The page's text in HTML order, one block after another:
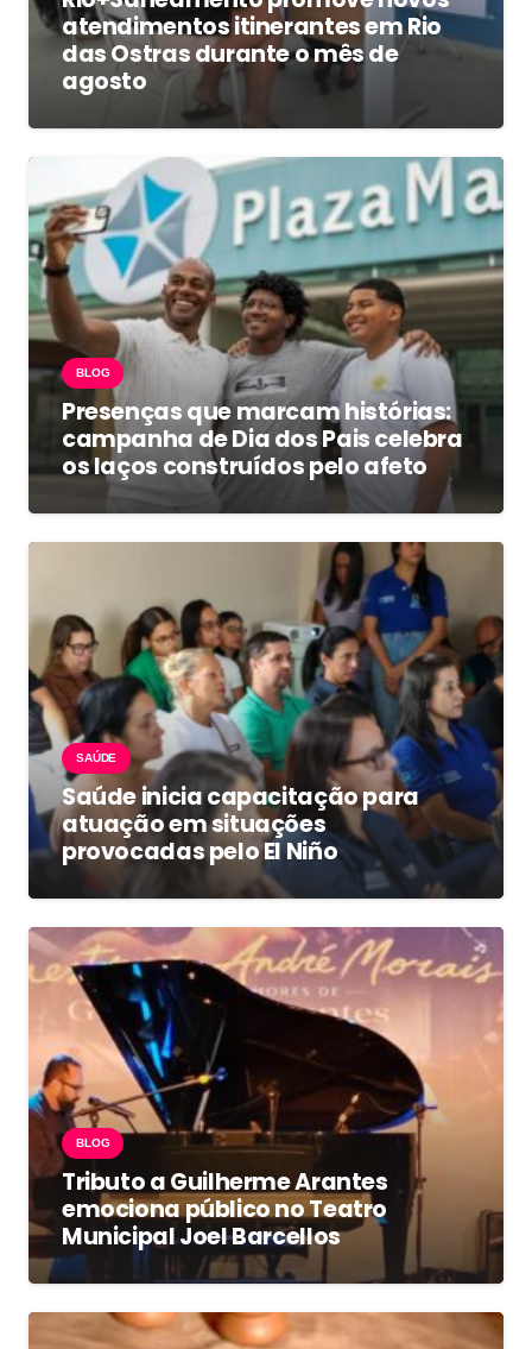
atendimentos itinerantes em Rio
das Ostras durante o mês de
agosto
BLOG
Presenças que marcam histórias:
campanha de Dia dos Pais celebra
os laços construídos pelo afeto
SAÚDE
Saúde inicia capacitação para
atuação em situações
provocadas pelo El Niño
BLOG
Tributo a Guilherme Arantes
emociona público no Teatro
Municipal Joel Barcellos